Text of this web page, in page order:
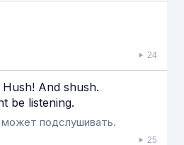
24
Hush! And shush.
be listening.
подслушивать.
25